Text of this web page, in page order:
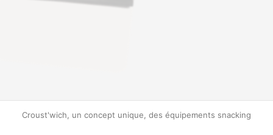
Croust'wich, un concept unique, des équipements snacking